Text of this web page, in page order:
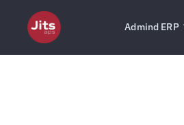
Admind ERP